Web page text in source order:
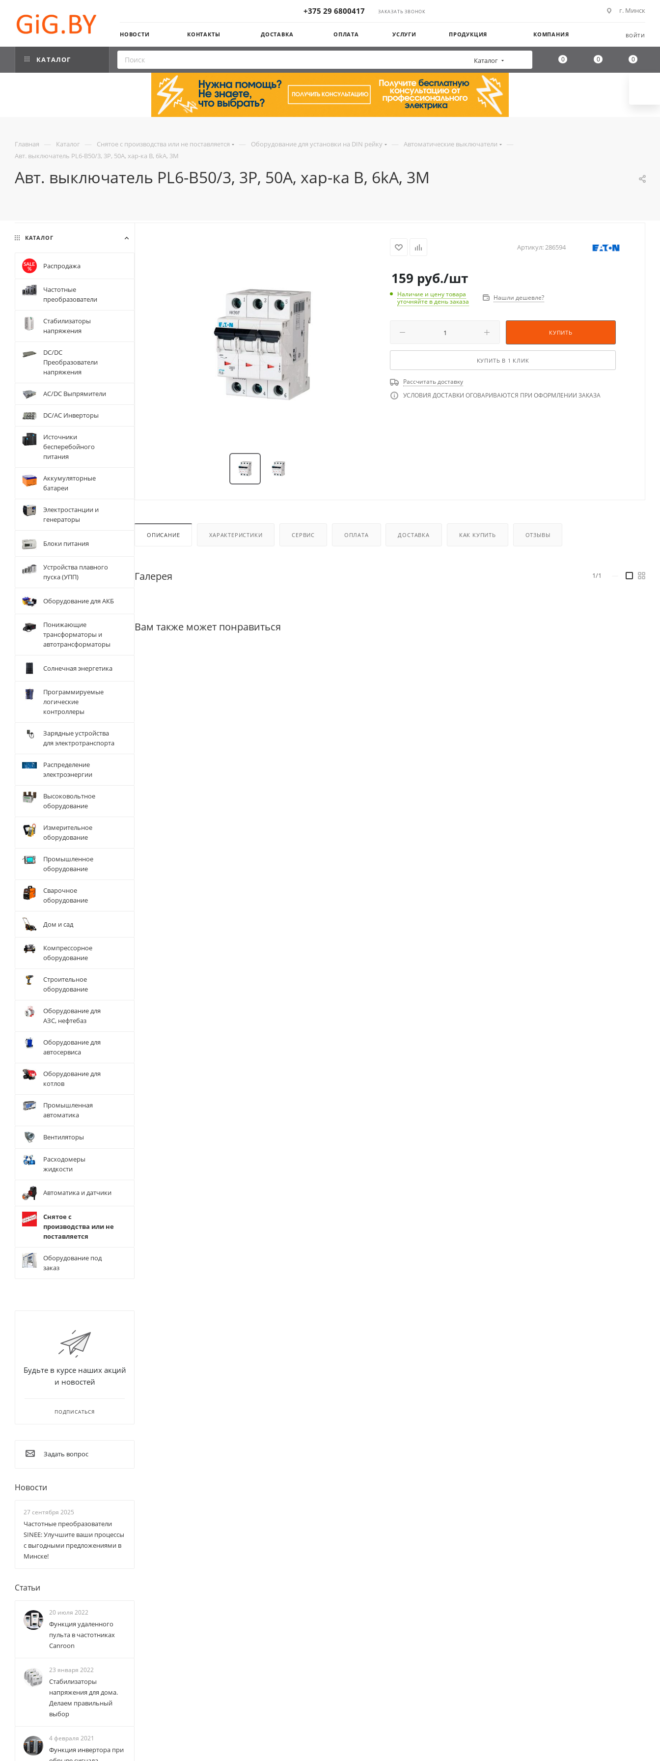
+375 29 6800417 ЗАКАЗАТЬ ЗВОНОК г. Минск
НОВОСТИ КОНТАКТЫ ДОСТАВКА ОПЛАТА УСЛУГИ ПРОДУКЦИЯ КОМПАНИЯ ВОЙТИ
КАТАЛОГ Каталог 0 0 0
Главная — Каталог — Снятое с производства или не поставляется — Оборудование для установки на DIN рейку — Автоматические выключатели —
Авт. выключатель PL6-B50/3, 3P, 50A, хар-ка B, 6kA, 3M
Авт. выключатель PL6-B50/3, 3P, 50A, хар-ка B, 6kA, 3M
Артикул:286594
159 руб./шт
Наличие и цену товара
уточняйте в день заказа
Нашли дешевле?
КУПИТЬ
КУПИТЬ В 1 КЛИК
Рассчитать доставку
УСЛОВИЯ ДОСТАВКИ ОГОВАРИВАЮТСЯ ПРИ ОФОРМЛЕНИИ ЗАКАЗА
ОПИСАНИЕ ХАРАКТЕРИСТИКИ СЕРВИС ОПЛАТА ДОСТАВКА КАК КУПИТЬ ОТЗЫВЫ
Галерея 1/1
Вам также может понравиться
КАТАЛОГ
Распродажа
Частотные
преобразователи
Стабилизаторы
напряжения
DC/DC
Преобразователи
напряжения
AC/DC Выпрямители
DC/AC Инверторы
Источники
бесперебойного
питания
Аккумуляторные
батареи
Электростанции и
генераторы
Блоки питания
Устройства плавного
пуска (УПП)
Оборудование для АКБ
Понижающие
трансформаторы и
автотрансформаторы
Солнечная энергетика
Программируемые
логические
контроллеры
Зарядные устройства
для электротранспорта
Распределение
электроэнергии
Высоковольтное
оборудование
Измерительное
оборудование
Промышленное
оборудование
Сварочное
оборудование
Дом и сад
Компрессорное
оборудование
Строительное
оборудование
Оборудование для
АЗС, нефтебаз
Оборудование для
автосервиса
Оборудование для
котлов
Промышленная
автоматика
Вентиляторы
Расходомеры
жидкости
Автоматика и датчики
Снятое с
производства или не
поставляется
Оборудование под
заказ
Будьте в курсе наших акций
и новостей
ПОДПИСАТЬСЯ
Задать вопрос
Новости
27 сентября 2025
Частотные преобразователи
SINEE: Улучшите ваши процессы
с выгодными предложениями в
Минске!
Статьи
20 июля 2022
Функция удаленного
пульта в частотниках
Canroon
23 января 2022
Стабилизаторы
напряжения для дома.
Делаем правильный
выбор
4 февраля 2021
Функция инвертора при